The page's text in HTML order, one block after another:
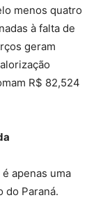
menos quatro
à falta de
geram
R$ 82,524
apenas uma
do Paraná.